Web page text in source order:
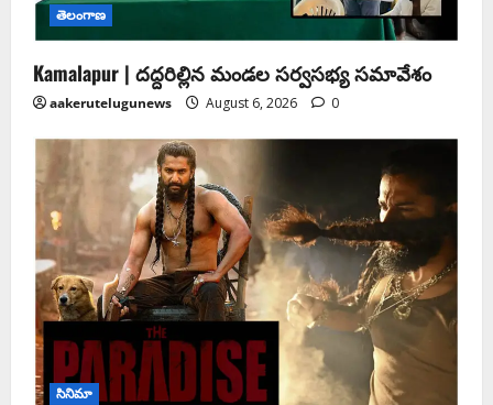
తెలంగాణ
Kamalapur | దద్దరిల్లిన మండల సర్వసభ్య సమావేశం
aakerutelugunews August 6, 2026 0
సినిమా